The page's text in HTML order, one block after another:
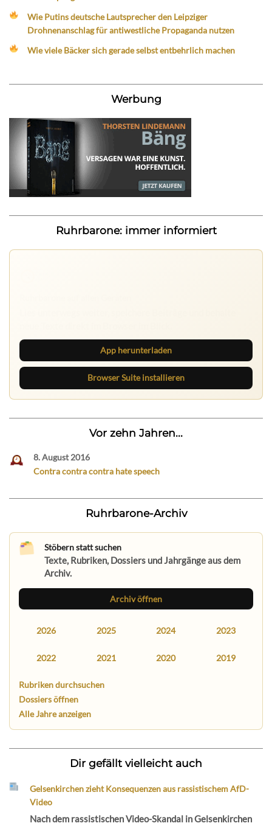
Wie Putins deutsche Lautsprecher den Leipziger
Drohnenanschlag für antiwestliche Propaganda nutzen
Wie viele Bäcker sich gerade selbst entbehrlich machen
Werbung
Ruhrbarone: immer informiert
App herunterladen
Browser Suite installieren
Vor zehn Jahren...
8. August 2016
Contra contra contra hate speech
Ruhrbarone-Archiv
Stöbern statt suchen
Texte, Rubriken, Dossiers und Jahrgänge aus dem
Archiv.
Archiv öffnen
2026 2025 2024 2023
2022 2021 2020 2019
Rubriken durchsuchen
Dossiers öffnen
Alle Jahre anzeigen
Dir gefällt vielleicht auch
Gelsenkirchen zieht Konsequenzen aus rassistischem AfD-
Video
Nach dem rassistischen Video-Skandal in Gelsenkirchen